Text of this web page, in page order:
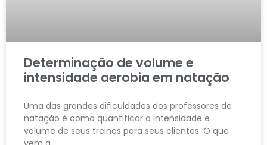
Determinação de volume e
intensidade aerobia em natação
Uma das grandes dificuldades dos professores de
natação é como quantificar a intensidade e
volume de seus treinos para seus clientes. O que